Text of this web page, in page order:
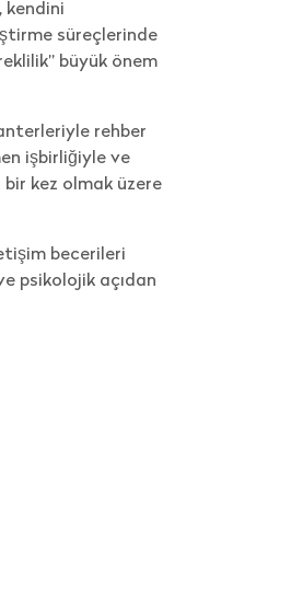
kendini
süreçlerinde
büyük önem
rehber
işbirliğiyle ve
kez olmak üzere
becerileri
psikolojik açıdan